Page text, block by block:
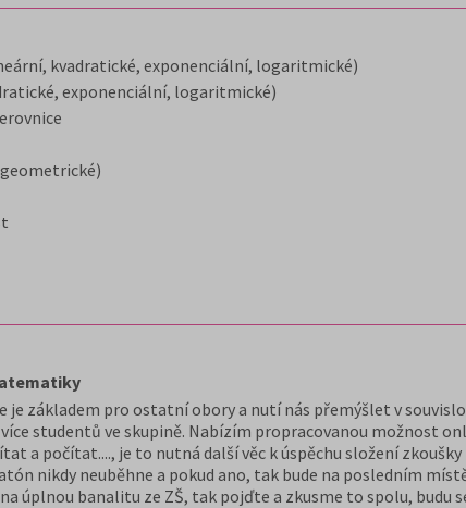
kvadratické, exponenciální, logaritmické)
exponenciální, logaritmické)
je základem pro ostatní obory a nutí nás přemýšlet v
studentů ve skupině. Nabízím propracovanou možnost
a počítat...., je to nutná další věc k úspěchu složení
nikdy neuběhne a pokud ano, tak bude na posledním
úplnou banalitu ze ZŠ, tak pojďte a zkusme to spolu, budu